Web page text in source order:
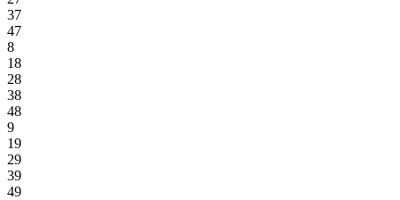
37
47
8
18
28
38
48
9
19
29
39
49